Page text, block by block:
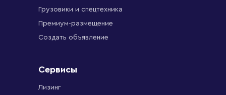
Грузовики и спецтехника
Премиум-размещение
Создать объявление
Сервисы
Лизинг